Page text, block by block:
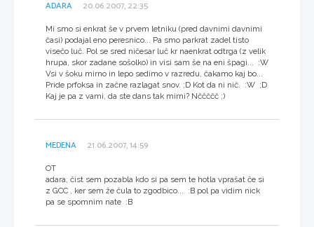
ADARA 20.06.2007, 22:35
Mi smo si enkrat še v prvem letniku (pred davnimi davnimi
časi) podajal eno peresnico... Pa smo parkrat zadel tisto
visečo luč. Pol se sred ničesar luč kr naenkrat odtrga (z velik
hrupa, skor zadane sošolko) in visi sam še na eni špagi... :W
Vsi v šoku mirno in lepo sedimo v razredu, čakamo kaj bo...
Pride prfoksa in začne razlagat snov. ;D Kot da ni nič. :W ;D
Kaj je pa z vami, da ste dans tak mirni? Nččččč ;)
MEDENA 21.06.2007, 14:59
OT
adara, čist sem pozabla kdo si pa sem te hotla vprašat če si
z GCC , ker sem že čula to zgodbico... :B pol pa vidim nick
pa se spomnim nate :B